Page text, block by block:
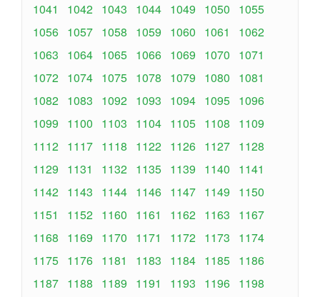
1041
1042 1043 1044 1049 1050
1055
1056 1057 1058 1059 1060 1061
1062
1063
1064 1065 1066 1069 1070
1071
1072 1074 1075 1078 1079 1080
1081
1082 1083 1092 1093 1094 1095 1096
1099
1100 1103 1104 1105 1108
1109
1112 1117 1118 1122 1126 1127 1128
1129
1131 1132 1135 1139 1140
1141
1142 1143 1144 1146 1147 1149
1150
1151
1152 1160 1161 1162 1163
1167
1168
1169 1170 1171 1172 1173
1174
1175 1176 1181 1183 1184 1185 1186
1187 1188 1189 1191 1193 1196 1198